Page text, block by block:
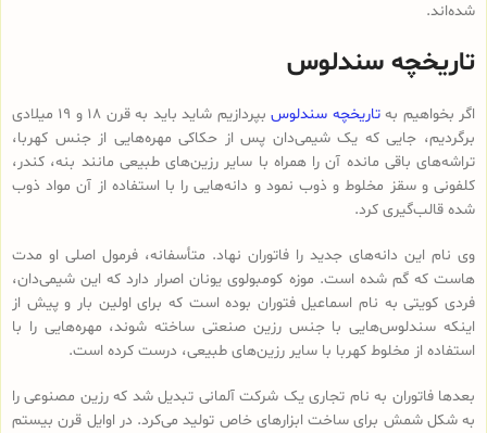
شده‌اند.
تاریخچه سندلوس
اگر بخواهیم بهتاریخچه سندلوس
بپردازیم شاید باید به قرن 18 و 19 میلادی
برگردیم، جایی که یک شیمی‌دان پس از حکاکی مهره‌هایی از جنس کهربا،
تراشه‌های باقی مانده آن را همراه با سایر رزین‌های طبیعی مانند بنه، کندر،
کلفونی و سقز مخلوط و ذوب نمود و دانه‌هایی را با استفاده از آن مواد ذوب
شده قالب‌گیری کرد.
وی نام این دانه‌های جدید را فاتوران نهاد. متأسفانه، فرمول اصلی او مدت
هاست که گم شده است. موزه کومبولوی یونان اصرار دارد که این شیمی‌دان،
فردی کویتی به نام اسماعیل فتوران بوده است که برای اولین بار و پیش از
اینکه سندلوس‌هایی با جنس رزین صنعتی ساخته شوند، مهره‌هایی را با
استفاده از مخلوط کهربا با سایر رزین‌های طبیعی، درست کرده است.
بعدها فاتوران به نام تجاری یک شرکت آلمانی تبدیل شد که رزین مصنوعی را
به شکل شمش برای ساخت ابزارهای خاص تولید می‌کرد. در اوایل قرن بیستم